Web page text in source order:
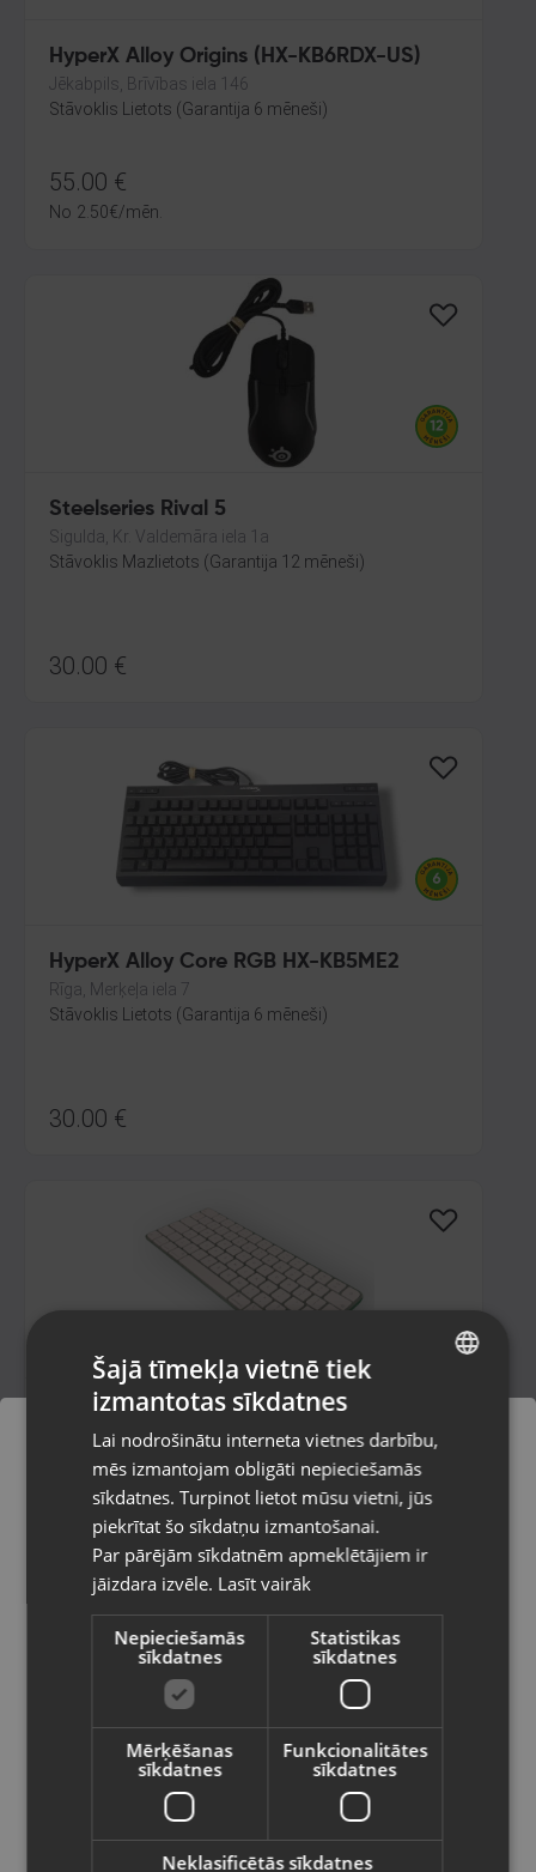
HyperX Alloy Origins (HX-KB6RDX-US)
Jēkabpils, Brīvības iela 146
Stāvoklis Lietots (Garantija 6 mēneši)
55.00 €
No 2.50€/mēn.
Steelseries Rival 5
Sigulda, Kr. Valdemāra iela 1a
Stāvoklis Mazlietots (Garantija 12 mēneši)
30.00 €
HyperX Alloy Core RGB HX-KB5ME2
Rīga, Merķeļa iela 7
Stāvoklis Lietots (Garantija 6 mēneši)
30.00 €
Apple A2450 ENG/RUS
Rīga, Melnsila iela 22
Stāvoklis Lietots (Garantija 6 mēneši)
49.00€
Trust Callaz
Pasūtījumi tiks piegādāti uz
izvēlēto valsti
Vietnes saturs būs attēlots izvēlētajā
valodā
Valsts
Latviešu / Latvian
RUSSIAN
Šajā tīmekļa vietnē tiek
izmantotas sīkdatnes
Lai nodrošinātu interneta vietnes darbību,
mēs izmantojam obligāti nepieciešamās
sīkdatnes. Turpinot lietot mūsu vietni, jūs
piekrītat šo sīkdatņu izmantošanai.
Par pārējām sīkdatnēm apmeklētājiem ir
jāizdara izvēle. Lasīt vairāk
Nepieciešamās
sīkdatnes
Statistikas
sīkdatnes
Mērķēšanas
sīkdatnes
Funkcionalitātes
sīkdatnes
Neklasificētās sīkdatnes